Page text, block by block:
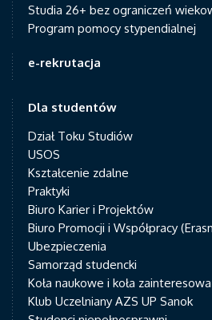
Studia 26+ bez ograniczeń
Program pomocy stypendialnej
e-rekrutacja
Dla studentów
Dział Toku Studiów
USOS
Kształcenie zdalne
Praktyki
Biuro Karier i Projektów
Biuro Promocji i Współpracy
Ubezpieczenia
Samorząd studencki
Koła naukowe i koła
Klub Uczelniany AZS UP Sanok